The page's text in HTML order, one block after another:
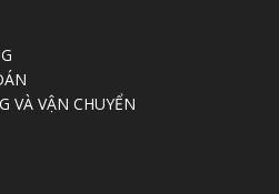
VÀ VẬN CHUYỂN